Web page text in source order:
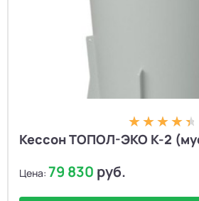
Кессон ТОПОЛ-ЭКО К-2
Цена: 79 830 руб.